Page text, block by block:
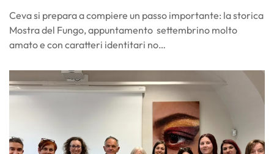
Ceva si prepara a compiere un passo importante: la storica
Mostra del Fungo, appuntamento settembrino molto
amato e con caratteri identitari no…